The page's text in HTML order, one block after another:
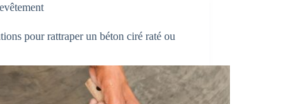
pour rattraper un béton ciré raté ou